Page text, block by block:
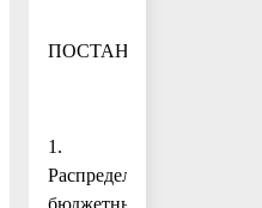
ПОСТАНОВЛЯЮ:
1.
Распределить
бюджетные